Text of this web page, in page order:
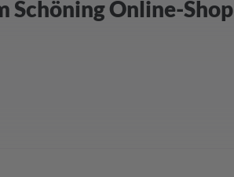
Schöning Online-Shop